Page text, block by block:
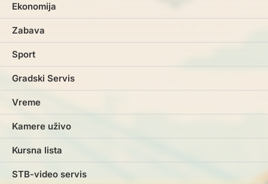
Ekonomija
Zabava
Sport
Gradski Servis
Vreme
Kamere uživo
Kursna lista
STB-video servis